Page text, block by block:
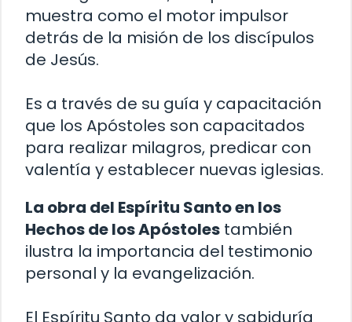
muestra como el motor impulsor
detrás de la misión de los discípulos
de Jesús.
Es a través de su guía y capacitación
que los Apóstoles son capacitados
para realizar milagros, predicar con
valentía y establecer nuevas iglesias.
La obra del Espíritu Santo en los
Hechos de los Apóstoles también
ilustra la importancia del testimonio
personal y la evangelización.
El Espíritu Santo da valor y sabiduría